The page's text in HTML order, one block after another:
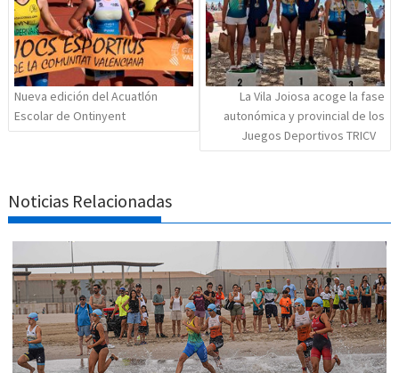
Nueva edición del Acuatlón
Escolar de Ontinyent
La Vila Joiosa acoge la fase
autonómica y provincial de los
Juegos Deportivos TRICV
Noticias Relacionadas